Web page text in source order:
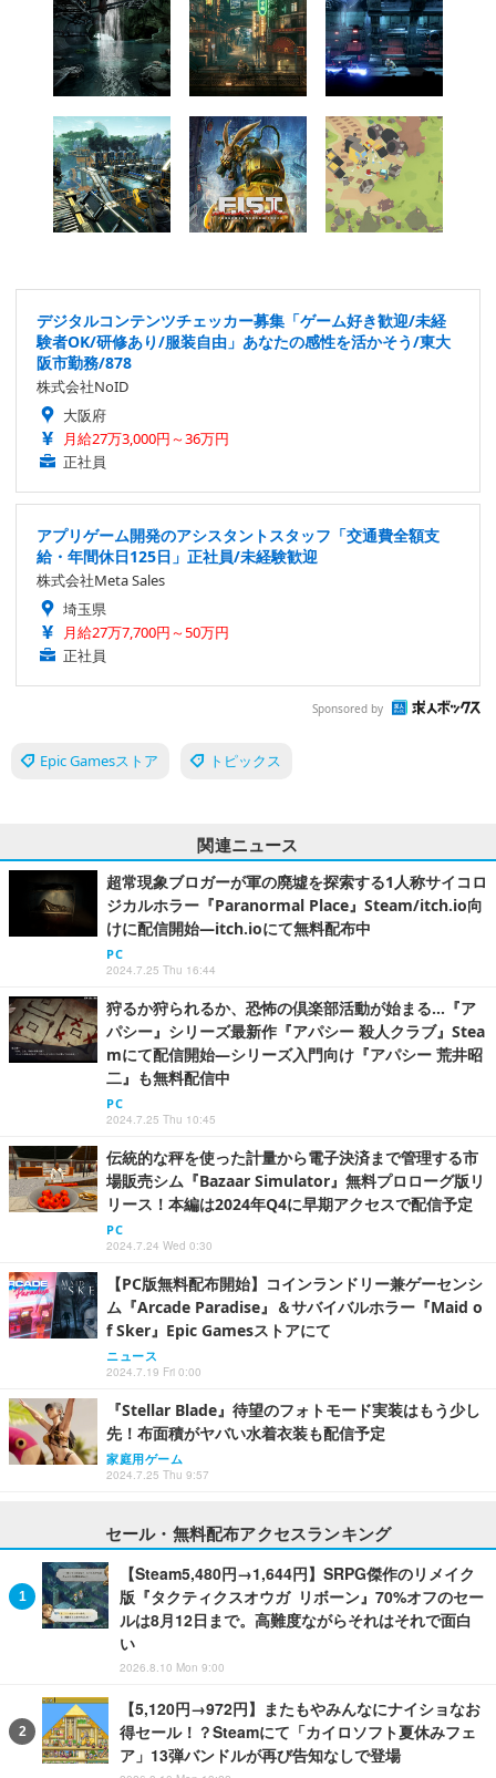
デジタルコンテンツチェッカー募集「ゲーム好き歓迎/未経
験者OK/研修あり/服装自由」あなたの感性を活かそう/東大
阪市勤務/878
株式会社NoID
大阪府
月給27万3,000円～36万円
正社員
アプリゲーム開発のアシスタントスタッフ「交通費全額支
給・年間休日125日」正社員/未経験歓迎
株式会社Meta Sales
埼玉県
月給27万7,700円～50万円
正社員
Sponsored by
Epic Gamesストア トピックス
関連ニュース
超常現象ブロガーが軍の廃墟を探索する1人称サイコロ
ジカルホラー『Paranormal Place』Steam/itch.io向
けに配信開始―itch.ioにて無料配布中
PC
2024.7.25 Thu 16:44
狩るか狩られるか、恐怖の倶楽部活動が始まる…『ア
パシー』シリーズ最新作『アパシー 殺人クラブ』Stea
mにて配信開始―シリーズ入門向け『アパシー 荒井昭
二』も無料配信中
PC
2024.7.25 Thu 10:45
伝統的な秤を使った計量から電子決済まで管理する市
場販売シム『Bazaar Simulator』無料プロローグ版リ
リース！本編は2024年Q4に早期アクセスで配信予定
PC
2024.7.24 Wed 0:30
【PC版無料配布開始】コインランドリー兼ゲーセンシ
ム『Arcade Paradise』＆サバイバルホラー『Maid o
f Sker』Epic Gamesストアにて
ニュース
2024.7.19 Fri 0:00
『Stellar Blade』待望のフォトモード実装はもう少し
先！布面積がヤバい水着衣装も配信予定
家庭用ゲーム
2024.7.25 Thu 9:57
セール・無料配布アクセスランキング
【Steam5,480円→1,644円】SRPG傑作のリメイク
版『タクティクスオウガ リボーン』70%オフのセー
ルは8月12日まで。高難度ながらそれはそれで面白
い
2026.8.10 Mon 9:00
【5,120円→972円】またもやみんなにナイショなお
得セール！？Steamにて「カイロソフト夏休みフェ
ア」13弾バンドルが再び告知なしで登場